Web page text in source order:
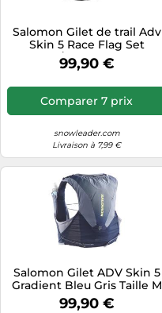
Salomon Gilet de trail Adv
Skin 5 Race Flag Set
Noir/Blanc Taille L
99,90 €
Comparer 7 prix
snowleader.com
Livraison à 7,99 €
Salomon Gilet ADV Skin 5
Gradient Bleu Gris Taille M
99,90 €